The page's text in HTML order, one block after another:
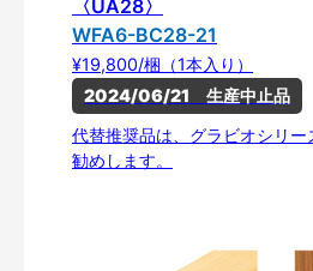
〈UA28〉
WFA6-BC28-21
¥19,800/梱（1本入り）
2024/06/21　生産中止品
代替推奨品は、グラビオシリ
勧めします。